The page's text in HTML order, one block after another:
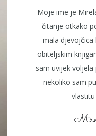
Moje ime je
čitanje otkako
mala djevojčica
obiteljskim
sam uvijek
nekoliko sam